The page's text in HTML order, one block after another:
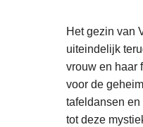
Het gezin van
uiteindelijk
vrouw en haar
voor de
tafeldansen
tot deze